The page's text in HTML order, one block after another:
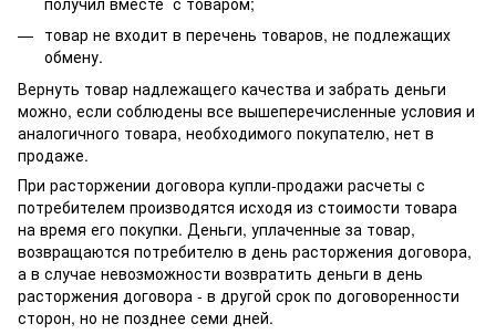
товар не входит в перечень товаров, не подлежащих
обмену.
Вернуть товар надлежащего качества и забрать деньги
можно, если соблюдены все вышеперечисленные условия и
аналогичного товара, необходимого покупателю, нет в
продаже.
При расторжении договора купли-продажи расчеты с
потребителем производятся исходя из стоимости товара
на время его покупки. Деньги, уплаченные за товар,
возвращаются потребителю в день расторжения договора,
а в случае невозможности возвратить деньги в день
расторжения договора - в другой срок по договоренности
сторон, но не позднее семи дней.